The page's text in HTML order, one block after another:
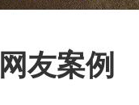
比拼金奖】
网友案例